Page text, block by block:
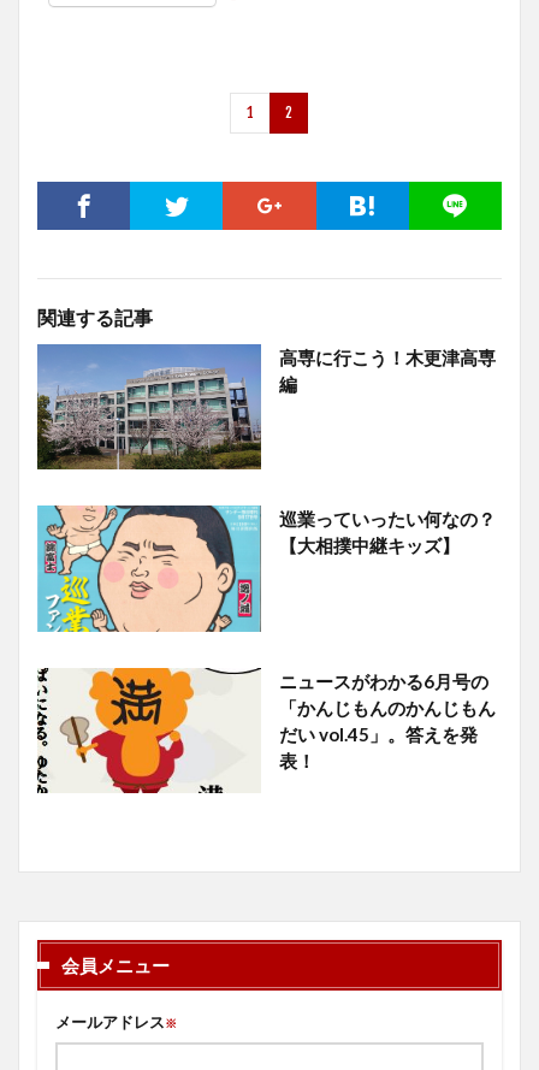
1 2
関連する記事
高専に行こう！木更津高専
編
巡業っていったい何なの？
【大相撲中継キッズ】
ニュースがわかる6月号の
「かんじもんのかんじもん
だい vol.45」。答えを発
表！
会員メニュー
メールアドレス※